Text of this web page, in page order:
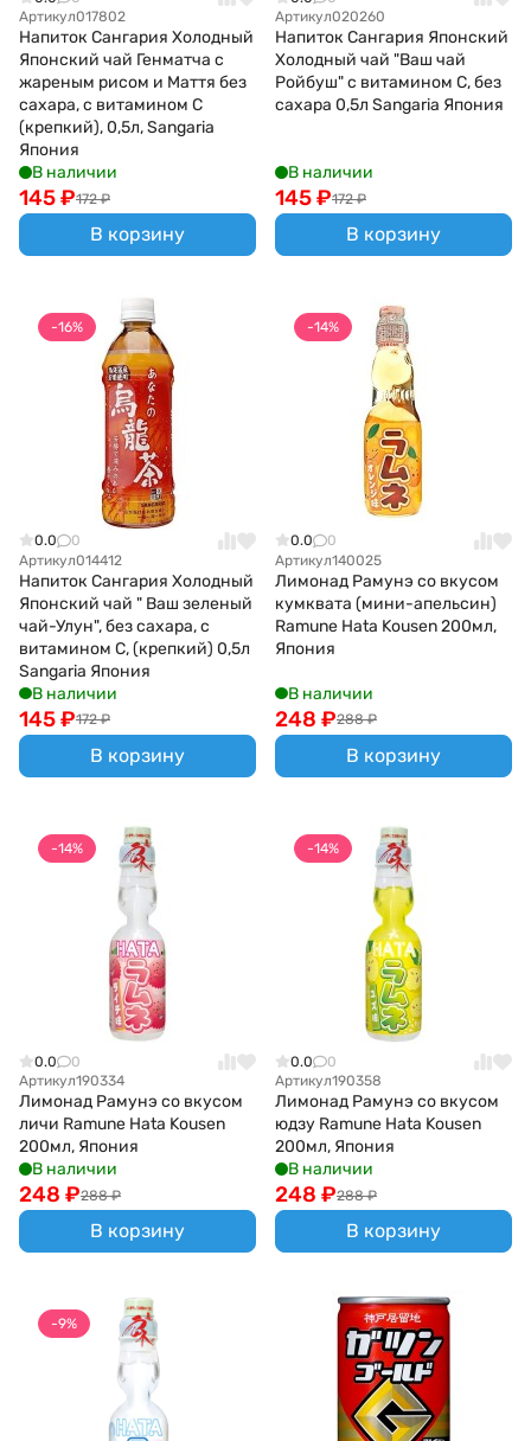
Артикул017802
Напиток Сангария Холодный
Японский чай Генматча с
жареным рисом и Маття без
сахара, с витамином С
(крепкий), 0,5л, Sangaria
Япония
В наличии
172 ₽
145₽
В корзину
Артикул020260
Напиток Сангария Японский
Холодный чай "Ваш чай
Ройбуш" с витамином С, без
сахара 0,5л Sangaria Япония
В наличии
172 ₽
145₽
В корзину
-16%
0.0
0
Артикул014412
Напиток Сангария Холодный
Японский чай " Ваш зеленый
чай-Улун", без сахара, с
витамином С, (крепкий) 0,5л
Sangaria Япония
В наличии
172 ₽
145₽
В корзину
-14%
0.0
0
Артикул140025
Лимонад Рамунэ со вкусом
кумквата (мини-апельсин)
Ramune Hata Kousen 200мл,
Япония
В наличии
288 ₽
248 ₽
В корзину
-14%
0.0
0
Артикул190334
Лимонад Рамунэ со вкусом
личи Ramune Hata Kousen
200мл, Япония
В наличии
288 ₽
248 ₽
В корзину
-14%
0.0
0
Артикул190358
Лимонад Рамунэ со вкусом
юдзу Ramune Hata Kousen
200мл, Япония
В наличии
288 ₽
248 ₽
В корзину
-9%